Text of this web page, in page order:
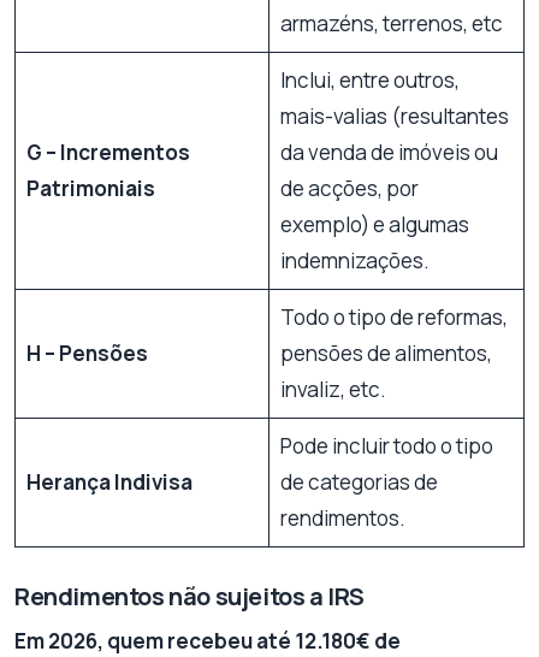
armazéns, terrenos, etc
G – Incrementos
Patrimoniais
Inclui, entre outros,
mais-valias (resultantes
da venda de imóveis ou
de acções, por
exemplo) e algumas
indemnizações.
H – Pensões
Todo o tipo de reformas,
pensões de alimentos,
invaliz, etc.
Herança Indivisa
Pode incluir todo o tipo
de categorias de
rendimentos.
Rendimentos não sujeitos a IRS
Em 2026, quem recebeu até 12.180€ de